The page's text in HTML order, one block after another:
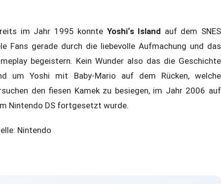
im Jahr 1995 konnte Yoshi‘s Island auf dem SNES
Fans gerade durch die liebevolle Aufmachung und das
begeistern. Kein Wunder also das die Geschichte
um Yoshi mit Baby-Mario auf dem Rücken, welche
den fiesen Kamek zu besiegen, im Jahr 2006 auf
Nintendo DS fortgesetzt wurde.
Nintendo